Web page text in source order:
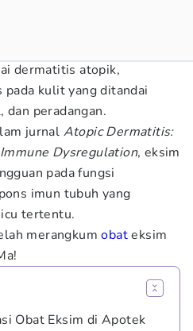
dermatitis atopik,
pada kulit yang ditandai
dan peradangan.
jurnal Atopic Dermatitis:
Dysregulation, eksim
pada fungsi
imun tubuh yang
tertentu.
merangkumobateksim
Obat Eksim di Apotek